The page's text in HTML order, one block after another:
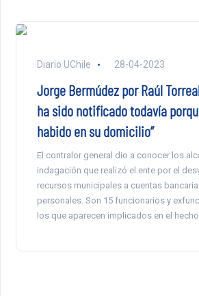
Diario UChile 28-04-2023
Jorge Bermúdez por Raúl
ha sido notificado todavía
habido en su domicilio”
El contralor general dio a conocer los
indagación que realizó el ente por el
recursos municipales a cuentas
personales. Son 15 funcionarios y
los que aparecen implicados en el